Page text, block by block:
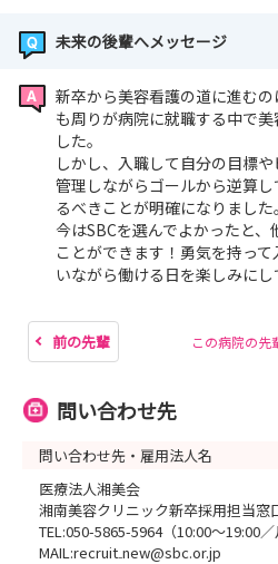
未来の後輩へメッセージ
新卒から美容看護の道に進む
も周りが病院に就職する中で
した。
しかし、入職して自分の目標
管理しながらゴールから逆算
るべきことが明確になりました。
今はSBCを選んでよかったと
ことができます！勇気を持っ
いながら働ける日を楽しみにし
前の先輩 この病院の先
問い合わせ先
問い合わせ先・雇用法人名
医療法人湘美会
湘南美容クリニック新卒採用担当窓
TEL:050-5865-5964（10:00～19:00／
MAIL:recruit₋new@sbc.or.jp